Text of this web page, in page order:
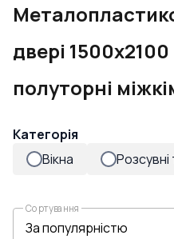
двері
полуторні
Категорія
Вікна
Розсувні
Сортування